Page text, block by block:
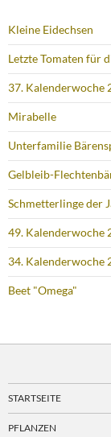
Kleine Eidechsen
Letzte Tomaten für
37. Kalenderwoche
Mirabelle
Unterfamilie
Gelbleib-
Schmetterlinge der
49. Kalenderwoche
34. Kalenderwoche
Beet "Omega"
STARTSEITE
PFLANZEN